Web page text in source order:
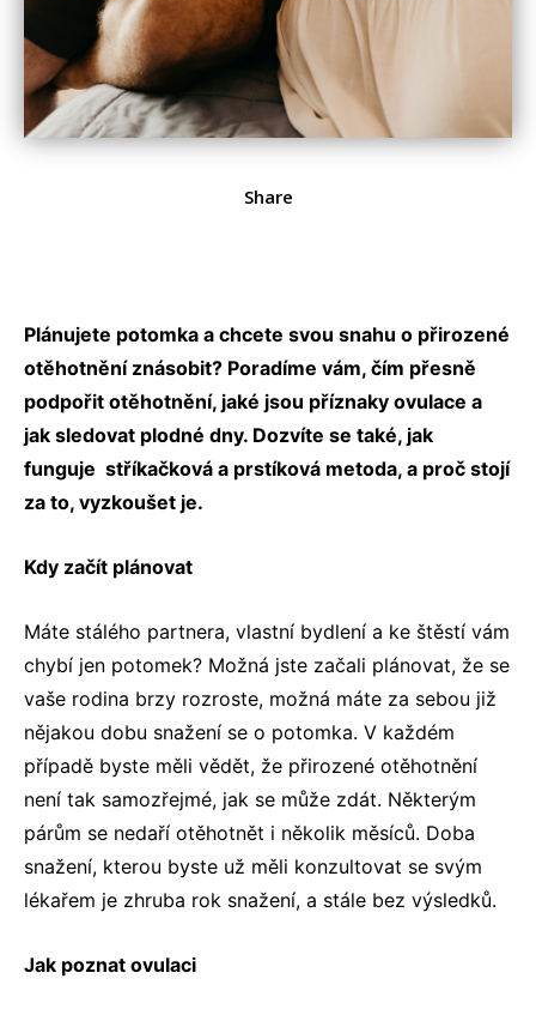
Share
Plánujete potomka a chcete svou snahu o přirozené
otěhotnění znásobit? Poradíme vám, čím přesně
podpořit otěhotnění, jaké jsou příznaky ovulace a
jak sledovat plodné dny. Dozvíte se také, jak
funguje stříkačková a prstíková metoda, a proč stojí
za to, vyzkoušet je.
Kdy začít plánovat
Máte stálého partnera, vlastní bydlení a ke štěstí vám
chybí jen potomek? Možná jste začali plánovat, že se
vaše rodina brzy rozroste, možná máte za sebou již
nějakou dobu snažení se o potomka. V každém
případě byste měli vědět, že přirozené otěhotnění
není tak samozřejmé, jak se může zdát. Některým
párům se nedaří otěhotnět i několik měsíců. Doba
snažení, kterou byste už měli konzultovat se svým
lékařem je zhruba rok snažení, a stále bez výsledků.
Jak poznat ovulaci